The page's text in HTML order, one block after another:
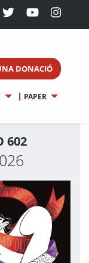
DONACIÓ
PAPER
602